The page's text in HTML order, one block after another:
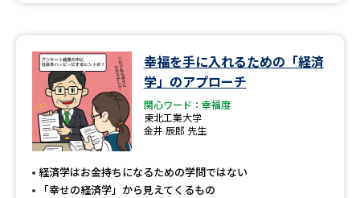
学問のミニ講義「夢ナビ講義」 学問分野解説
学問の教科書 夢ナビライブ
ユーザーサポート
幸福を手に入れるための「経済
学」のアプローチ
関心ワード：幸福度
東北工業大学
金井 辰郎 先生
経済学はお金持ちになるための学問ではない
「幸せの経済学」から見えてくるもの